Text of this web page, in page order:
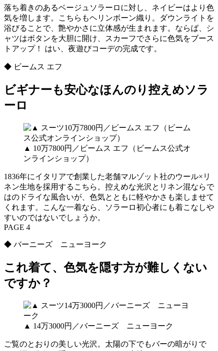
落ち着きのあるベージュソラーロに対し、ネイビーはより色
気を増します。こちらもヘリンボーン織り。ダウンライトを
浴びることで、艶やかさに立体感が生まれます。ならば、シ
ャツはボタンを大胆に開け、スカーフでさらに色気をブース
トアップ！ はい、夜遊びコーデの完成です。
◆ ビームス エフ
ビギナーも安心なほんのり控えめソラ
ーロ
▲ 10万7800円／ビームス エフ（ビームス公式オ
ンラインショップ）
1836年にイタリアで創業した老舗マルゾット社のウール×リ
ネン生地を採用するこちら。控えめな光沢とリネン混ならで
はのドライな風合いが、色気とともに軽やかさも楽しませて
くれます。こんな一着なら、ソラーロ初心者にも着こなしや
すいのではないでしょうか。
PAGE 4
◆ バーニーズ ニューヨーク
これ着て、色気を隠す方が難しくない
ですか？
▲ 14万3000円／バーニーズ ニューヨーク
ご覧のとおりの美しい光沢。太陽の下でもバーの暗がりで